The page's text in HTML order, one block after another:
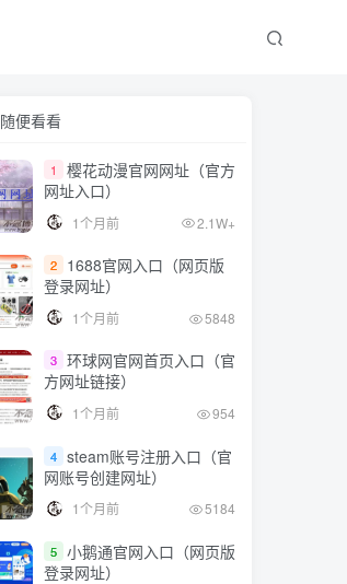
随便看看
1
樱花动漫官网网址（官方
网址入口）
1个月前 2.1W+
2
1688官网入口（网页版
登录网址）
1个月前 5848
3 环球网官网首页入口（官
方网址链接）
1个月前 954
4 steam账号注册入口（官
网账号创建网址）
1个月前 5184
5 小鹅通官网入口（网页版
登录网址）